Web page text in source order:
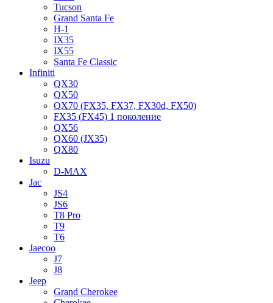
Tucson
Grand Santa Fe
H-1
IX35
IX55
Santa Fe Classic
Infiniti
QX30
QX50
QX70 (FX35, FX37, FX30d, FX50)
FX35 (FX45) 1 поколение
QX56
QX60 (JX35)
QX80
Isuzu
D-MAX
Jac
JS4
JS6
T8 Pro
T9
T6
Jaecoo
J7
J8
Jeep
Grand Cherokee